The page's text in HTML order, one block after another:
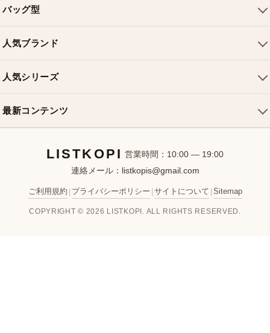
配送について
返品・交換
お問い合わせ
バッグ型
ショルダーバッグ
クロスボディバッグ
ミニバッグ
バケットバッグ
人気ブランド
シャネルバッグ
ディオールバッグ
人気シリーズ
最新コンテンツ
新着アイテム
ブランドカテゴリ
お客様レビュー
LISTKOPI 営業時間：10:00 — 19:00
連絡メール： listkopis@gmail.com
ご利用規約 プライバシーポリシー サイトについて Sitemap
COPYRIGHT © 2026 LISTKOPI. ALL RIGHTS RESERVED.